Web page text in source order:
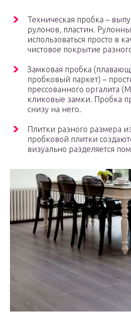
Техническая пробка –
рулонов, пластин.
использоваться просто в
чистовое покрытие
Замковая пробка
пробковый паркет) –
прессованного оргалита
кликовые замки. Пробка
снизу на него.
Плитки разного размера
пробковой плитки
визуально разделяется